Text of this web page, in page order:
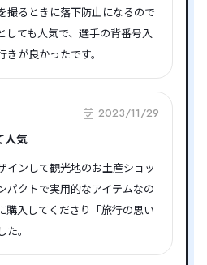
撮るときに落下防止になるので
しても人気で、選手の背番号入
が良かったです。
2023/11/29
人気
インして観光地のお土産ショッ
パクトで実用的なアイテムなの
購入してくださり「旅行の思い
。